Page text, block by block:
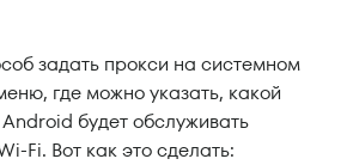
задать прокси на системном
где можно указать, какой
будет обслуживать
Fi. Вот как это сделать: